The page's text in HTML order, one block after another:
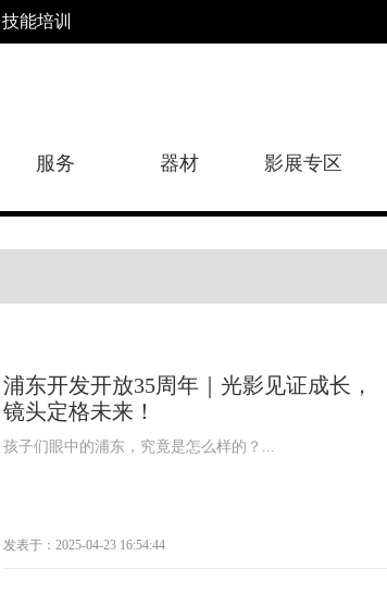
技能培训
服务 器材 影展专区
浦东开发开放35周年｜光影见证成长，
镜头定格未来！
孩子们眼中的浦东，究竟是怎么样的？...
发表于：2025-04-23 16:54:44